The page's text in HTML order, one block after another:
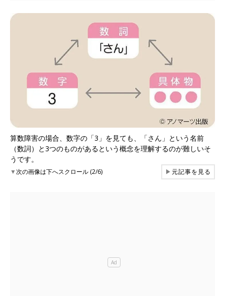
算数障害の場合、数字の「3」を見ても、「さん」という名前
（数詞）と3つのものがあるという概念を理解するのが難しいそ
うです。
▼次の画像は下へスクロール (2/6) ▶元記事を見る